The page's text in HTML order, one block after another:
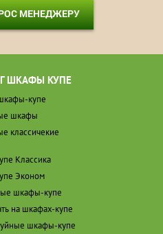
МЕНЕДЖЕРУ
ШКАФЫ КУПЕ
купе
шкафы
классичекие
Классика
Эконом
шкафы-купе
на шкафах-купе
шкафы-купе